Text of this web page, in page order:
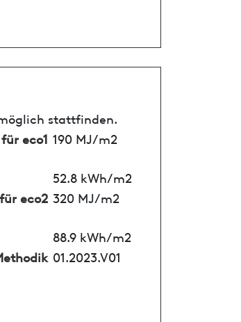
stattfinden.
eco1 190 MJ/m2
52.8 kWh/m2
eco2 320 MJ/m2
88.9 kWh/m2
01.2023.V01